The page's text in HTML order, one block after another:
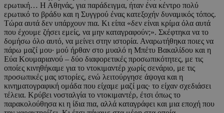
ερωτική… Η Αθηνάς, για παράδειγμα, ήταν ένα κέντρο πολύ
ερωτικό το βράδυ και η Συγγρού ένας κατεξοχήν δυναμικός τόπος.
Τώρα αυτά δεν υπάρχουν πια. Κι είπα «δεν είναι κρίμα όλα αυτά
που έχουμε ζήσει εμείς, να μην καταγραφούν;». Σκέφτηκα να το
δομήσω όλο αυτό, να μείνει στην ιστορία. Αναρωτήθηκα ποιες να
πάρω μαζί μου· μού ήρθαν στο μυαλό η Μπέτυ Βακαλίδου και η
Εύα Κουμαριανού – δύο διαφορετικές προσωπικότητες, με τις
οποίες κινηθήκαμε για το ντοκιμαντέρ χωρίς σενάριο, με τις
προσωπικές μας ιστορίες, ενώ λειτούργησε άψογα και η
κινηματογραφική ομάδα που είχαμε μαζί μας· το είχαν σχεδιάσει
τέλεια. Κρύβει νοσταλγία το ντοκιμαντέρ, έτσι όπως το
παρακολούθησα κι η ίδια πια, αλλά καταγράφει και μια εποχή που